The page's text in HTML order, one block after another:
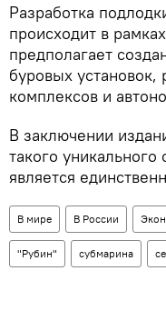
Разработка
происходит в
предполагает
буровых
комплексов и
В заключении
такого
является
В мире В России
"Рубин" субмарина